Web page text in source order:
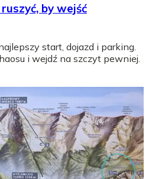
by wejść
start, dojazd i parking.
i wejdź na szczyt pewniej.